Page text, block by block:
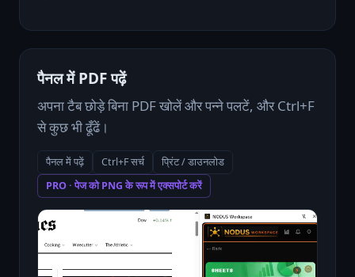
पैनल में PDF पढ़ें
अपना टैब छोड़े बिना PDF खोलें और पन्ने पलटें, और Ctrl+F
से कुछ भी ढूँढें।
पैनल में पढ़ें Ctrl+F सर्च
प्रिंट / डाउनलोड
PRO · पेज को PNG के रूप में एक्सपोर्ट करें